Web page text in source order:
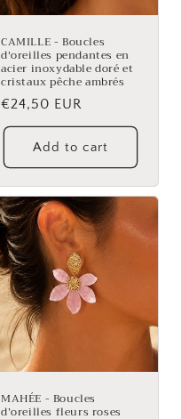
CAMILLE - Boucles
d'oreilles pendantes en
acier inoxydable doré et
cristaux pêche ambrés
Regular
price
€24,50 EUR
Add to cart
MAHÉE - Boucles
d’oreilles fleurs roses